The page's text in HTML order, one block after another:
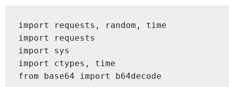
import requests, random, time
import requests
import sys
import ctypes, time
from base64 import b64decode